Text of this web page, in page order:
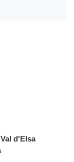
Val d'Elsa